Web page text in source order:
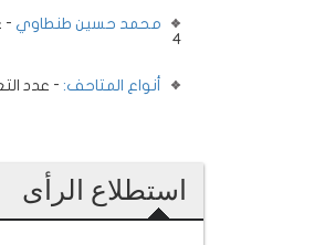
محمد حسين طنطاوي -
4
أنواع المتاحف: - عدد
استطلاع الرأى